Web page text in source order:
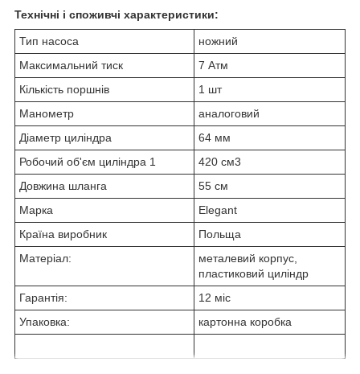
Технічні і споживчі характеристики:
Тип насоса
ножний
Максимальний тиск
7 Атм
Кількість поршнів
1 шт
Манометр
аналоговий
Діаметр циліндра
64 мм
Робочий об'єм циліндра 1
420 см3
Довжина шланга
55 см
Марка
Elegant
Країна виробник
Польща
Матеріал:
металевий корпус,
пластиковий циліндр
Гарантія:
12 міс
Упаковка:
картонна коробка